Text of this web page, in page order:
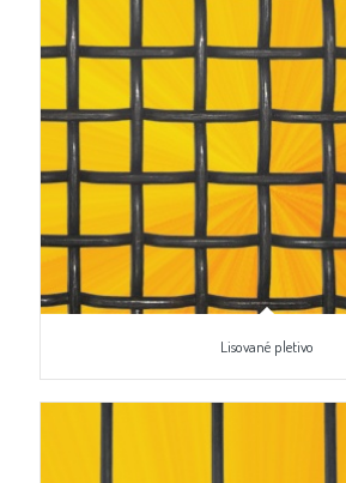
Lisované pletivo